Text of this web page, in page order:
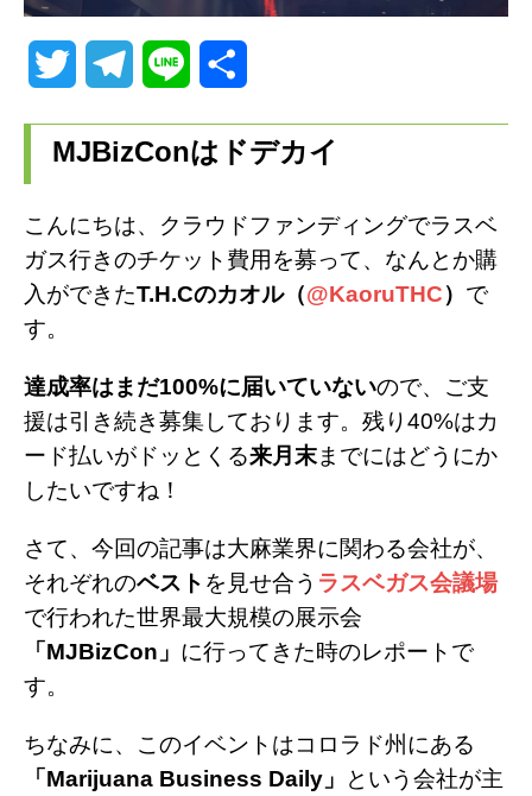
i
t
e
l
g
r
m
n
MJBizConはドデカイ
こんにちは、クラウドファンディングでラスベ
ガス行きのチケット費用を募って、なんとか購
入ができたT.H.Cのカオル（@KaoruTHC） で
す。
達成率はまだ100%に届いていないので、ご支
援は引き続き募集しております。残り40%はカ
ード払いがドッとくる来月末までにはどうにか
したいですね！
さて、今回の記事は大麻業界に関わる会社が、
それぞれのベスト を見せ合う ラスベガス会議場
で行われた世界最大規模の展示会
「MJBizCon」 に行ってきた時のレポートで
す。
ちなみに、このイベントはコロラド州にある
「Marijuana Business Daily」
という会社が主